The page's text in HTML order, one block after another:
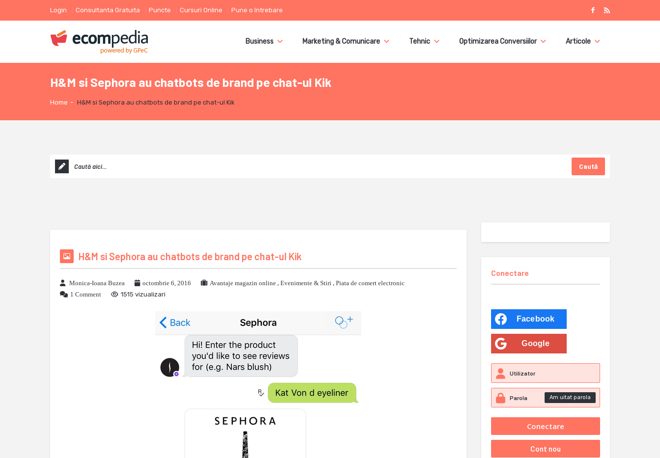
Login Consultanta Gratuita Puncte Cursuri Online Pune o întrebare
Business Marketing & Comunicare Tehnic Optimizarea Conversiilor Articole
H&M si Sephora au chatbots de brand pe chat-ul Kik
Home - H&M si Sephora au chatbots de brand pe chat-ul Kik
Caută
H&M si Sephora au chatbots de brand pe chat-ul Kik
Monica-Ioana Buzea octombrie 6, 2016 Avantaje magazin online , Evenimente & Stiri , Piata de comert electronic
1 Comment
1515 vizualizari
Conectare
Facebook
Google
Am uitat parola